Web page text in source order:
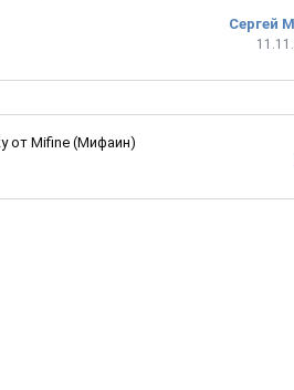
Сергей
от Mifine (Мифаин)